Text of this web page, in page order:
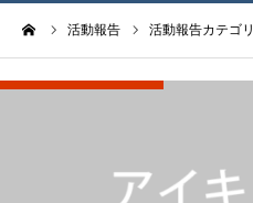
活動報告 活動報告カテゴ